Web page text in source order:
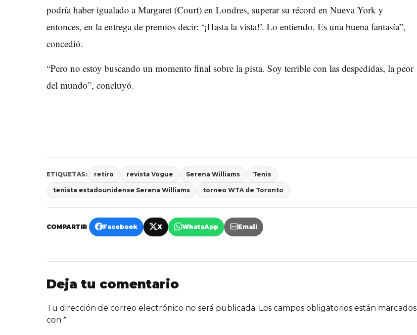
podría haber igualado a Margaret (Court) en Londres, superar su récord en Nueva York y
entonces, en la entrega de premios decir: ‘¡Hasta la vista!’. Lo entiendo. Es una buena fantasía”,
concedió.
“Pero no estoy buscando un momento final sobre la pista. Soy terrible con las despedidas, la peor
del mundo”, concluyó.
ETIQUETAS: retiro revista Vogue Serena Williams Tenis
tenista estadounidense Serena Williams torneo WTA de Toronto
COMPARTIR Facebook X WhatsApp Email
Deja tu comentario
Tu dirección de correo electrónico no será publicada. Los campos obligatorios están marcados
con *